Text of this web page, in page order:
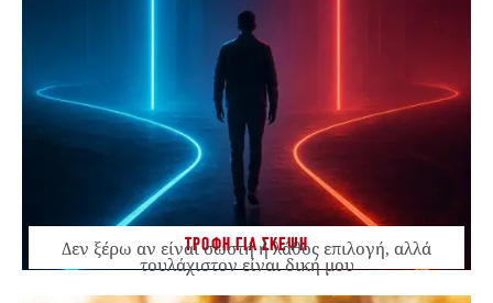
ΤΡΟΦΗ ΓΙΑ ΣΚΕΨΗ
Δεν ξέρω αν είναι σωστή ή λάθος επιλογή, αλλά
τουλάχιστον είναι δική μου